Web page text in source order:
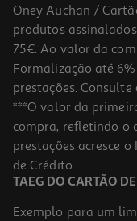
Oney Auchan /
produtos
75€. Ao valor da
Formalização até
prestações. Consulte
***O valor da
compra, refletindo o
prestações acresce
de Crédito.
TAEG DO CARTÃO
Exemplo para um